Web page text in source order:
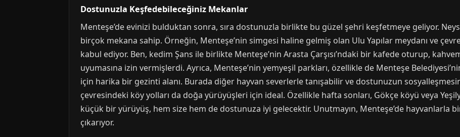
Dostunuzla Keşfedebileceğiniz Mekanlar
Menteşe’de evinizi bulduktan sonra, sıra dostunuzla birlikte bu güzel şehri keşfetmeye geliyor.
birçok mekana sahip. Örneğin, Menteşe’nin simgesi haline gelmiş olan Ulu Yapılar meydanı ve
kabul ediyor. Ben, kedim Şans ile birlikte Menteşe’nin Arasta Çarşısı’ndaki bir kafede oturup,
uyumasına izin vermişlerdi. Ayrıca, Menteşe’nin yemyeşil parkları, özellikle de Menteşe
için harika bir gezinti alanı. Burada diğer hayvan severlerle tanışabilir ve dostunuzun
çevresindeki köy yolları da doğa yürüyüşleri için ideal. Özellikle hafta sonları, Gökçe köyü veya
küçük bir yürüyüş, hem size hem de dostunuza iyi gelecektir. Unutmayın, Menteşe’de hayvanlarla
çıkarıyor.